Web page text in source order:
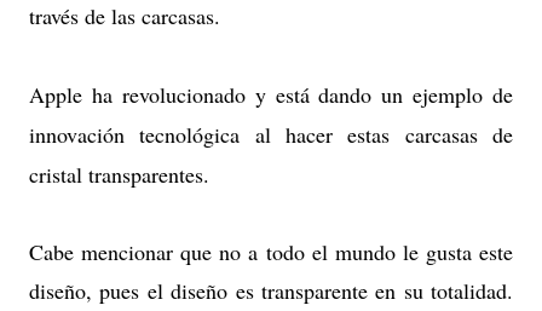
través de las carcasas.
Apple ha revolucionado y está dando un ejemplo de
innovación tecnológica al hacer estas carcasas de
cristal transparentes.
Cabe mencionar que no a todo el mundo le gusta este
diseño, pues el diseño es transparente en su totalidad.